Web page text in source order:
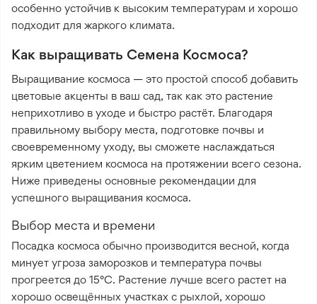
особенно устойчив к высоким температурам и хорошо
подходит для жаркого климата.
Как выращивать Семена Космоса?
Выращивание космоса — это простой способ добавить
цветовые акценты в ваш сад, так как это растение
неприхотливо в уходе и быстро растёт. Благодаря
правильному выбору места, подготовке почвы и
своевременному уходу, вы сможете наслаждаться
ярким цветением космоса на протяжении всего сезона.
Ниже приведены основные рекомендации для
успешного выращивания космоса.
Выбор места и времени
Посадка космоса обычно производится весной, когда
минует угроза заморозков и температура почвы
прогреется до 15°C. Растение лучше всего растет на
хорошо освещённых участках с рыхлой, хорошо